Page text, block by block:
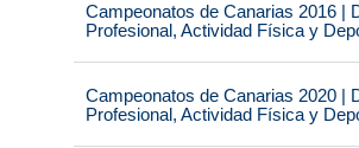
Campeonatos de Canarias 2016 |
Profesional, Actividad Física y
Campeonatos de Canarias 2020 |
Profesional, Actividad Física y